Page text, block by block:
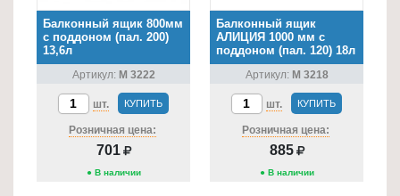
Балконный ящик 800мм
с поддоном (пал. 200)
13,6л
Артикул: М 3222
шт. КУПИТЬ
Розничная цена:
701
● В наличии
Балконный ящик
АЛИЦИЯ 1000 мм с
поддоном (пал. 120) 18л
Артикул: М 3218
шт. КУПИТЬ
Розничная цена:
885
● В наличии
≡
+
Товары
ванной